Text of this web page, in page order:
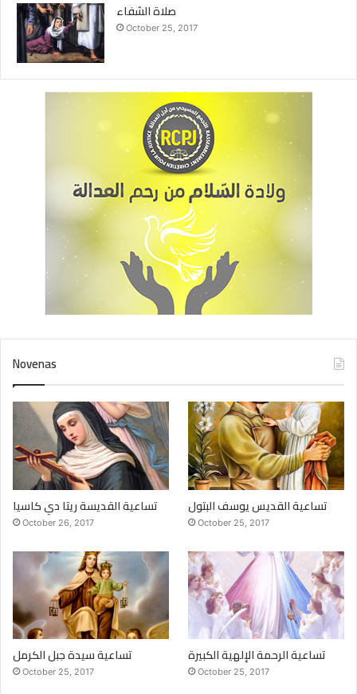
صلاة الشفاء
October 25, 2017
Novenas
تساعية القديسة ريتا دي كاسيا
October 26, 2017
تساعية القديس يوسف البتول
October 25, 2017
تساعية سيدة جبل الكرمل
October 25, 2017
تساعية الرحمة الإلهية الكبيرة
October 25, 2017